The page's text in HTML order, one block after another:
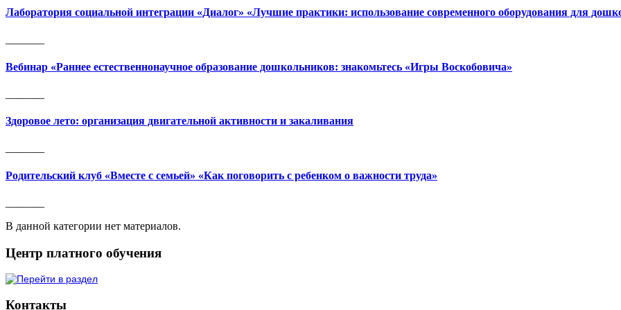
Лаборатория социальной интеграции «Диалог» «Лучшие практики: использование современного оборудования для
Вебинар «Раннее естественнонаучное образование дошкольников: знакомьтесь «Игры Воскобовича»
Здоровое лето: организация двигательной активности и закаливания
Родительский клуб «Вместе с семьей» «Как поговорить с ребенком о важности труда»
В данной категории нет материалов.
Центр платного обучения
Контакты